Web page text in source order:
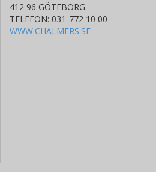
412 96 GÖTEBORG
TELEFON: 031-772 10 00
WWW.CHALMERS.SE